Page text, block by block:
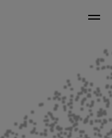
役員紹介